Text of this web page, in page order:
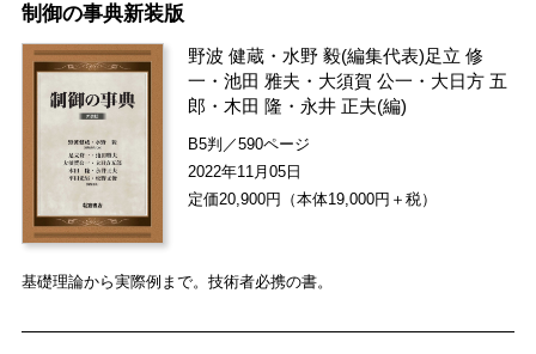
制御の事典新装版
野波 健蔵 ・ 水野 毅(編集代表)足立 修
一 ・池田 雅夫 ・ 大須賀 公一 ・ 大日方 五
郎 ・ 木田 隆 ・ 永井 正夫(編)
B5判／590ページ
2022年11月05日
定価20,900円（本体19,000円＋税）
基礎理論から実際例まで。技術者必携の書。